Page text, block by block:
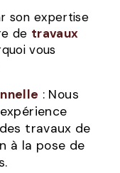
son expertise
de travaux
vous
: Nous
travaux de
à la pose de